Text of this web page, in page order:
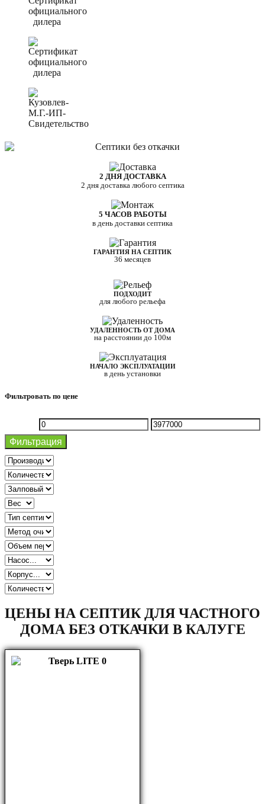
2 ДНЯ ДОСТАВКА
2 дня доставка любого септика
5 ЧАСОВ РАБОТЫ
в день доставки септика
ГАРАНТИЯ НА СЕПТИК
36 месяцев
ПОДХОДИТ
для любого рельефа
УДАЛЕННОСТЬ ОТ ДОМА
на расстоянии до 100м
НАЧАЛО ЭКСПЛУАТАЦИИ
в день установки
Фильтровать по цене
Минимальная
цена
Максимальная
Фильтрация
ЦЕНЫ НА СЕПТИК ДЛЯ ЧАСТНОГО
ДОМА БЕЗ ОТКАЧКИ В КАЛУГЕ